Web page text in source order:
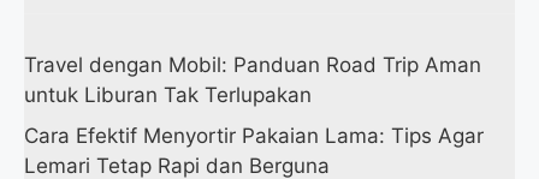
Travel dengan Mobil: Panduan Road Trip Aman
untuk Liburan Tak Terlupakan
Cara Efektif Menyortir Pakaian Lama: Tips Agar
Lemari Tetap Rapi dan Berguna